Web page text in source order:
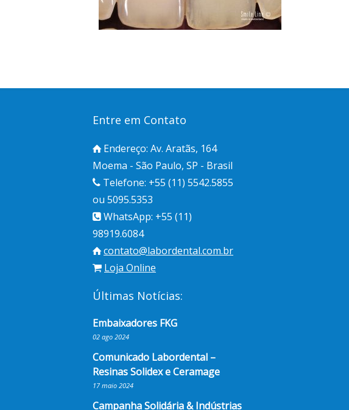
Entre em Contato
Endereço: Av. Aratãs, 164
Moema - São Paulo, SP - Brasil
Telefone: +55 (11) 5542.5855
ou 5095.5353
WhatsApp: +55 (11)
98919.6084
contato@labordental.com.br
Loja Online
Últimas Notícias:
Embaixadores FKG
02 ago 2024
Comunicado Labordental –
Resinas Solidex e Ceramage
17 maio 2024
Campanha Solidária & Indústrias